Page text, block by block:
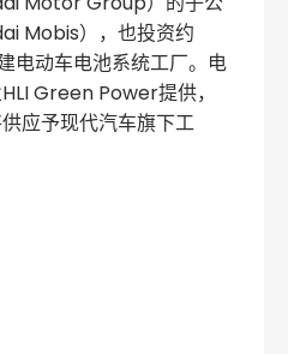
Mobis），也投资约
电动车电池系统工厂。电
Green Power提供，
应予现代汽车旗下工